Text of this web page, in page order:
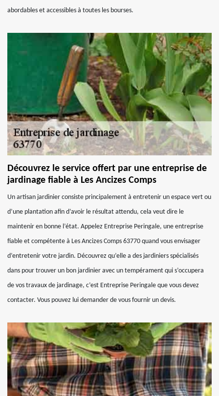
abordables et accessibles à toutes les bourses.
Découvrez le service offert par une entreprise de
jardinage fiable à Les Ancizes Comps
Un artisan jardinier consiste principalement à entretenir un espace vert ou
d’une plantation afin d’avoir le résultat attendu, cela veut dire le
maintenir en bonne l’état. Appelez Entreprise Peringale, une entreprise
fiable et compétente à Les Ancizes Comps 63770 quand vous envisager
d’entretenir votre jardin. Découvrez qu’elle a des jardiniers spécialisés
dans pour trouver un bon jardinier avec un tempérament qui s’occupera
de vos travaux de jardinage, c’est Entreprise Peringale que vous devez
contacter. Vous pouvez lui demander de vous fournir un devis.